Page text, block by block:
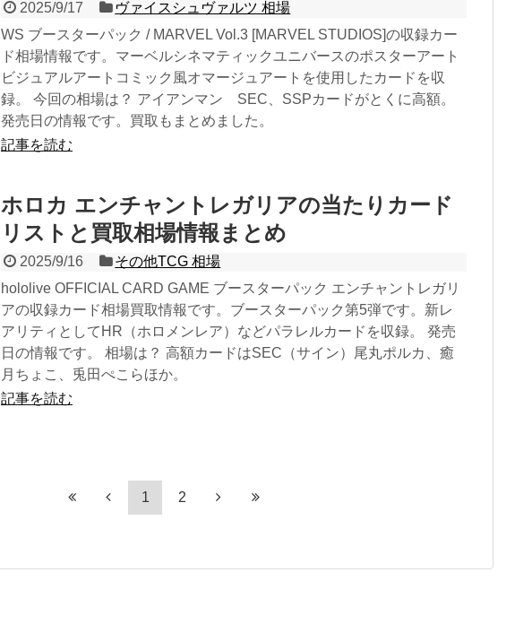
2025/9/17
ヴァイスシュヴァルツ 相場
WS ブースターパック / MARVEL Vol.3 [MARVEL STUDIOS]の収録カー
ド相場情報です。マーベルシネマティックユニバースのポスターアート
ビジュアルアートコミック風オマージュアートを使用したカードを収
録。 今回の相場は？ アイアンマン SEC、SSPカードがとくに高額。
発売日の情報です。買取もまとめました。
記事を読む
ホロカ エンチャントレガリアの当たりカード
リストと買取相場情報まとめ
2025/9/16
その他TCG 相場
hololive OFFICIAL CARD GAME ブースターパック エンチャントレガリ
アの収録カード相場買取情報です。ブースターパック第5弾です。新レ
アリティとしてHR（ホロメンレア）などパラレルカードを収録。 発売
日の情報です。 相場は？ 高額カードはSEC（サイン）尾丸ポルカ、癒
月ちょこ、兎田ぺこらほか。
記事を読む
1 2